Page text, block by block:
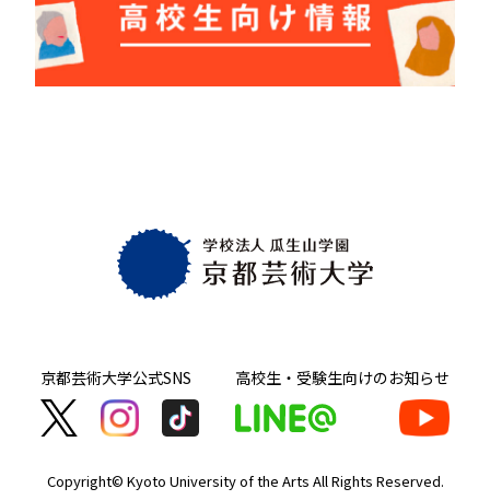
京都芸術大学公式SNS 高校生・受験生向けのお知らせ
Copyright© Kyoto University of the Arts All Rights Reserved.